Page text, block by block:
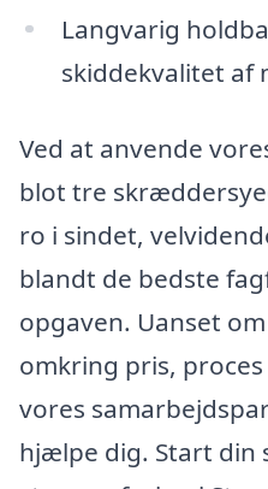
Langvarig
skiddekvalitet af
Ved at anvende
blot tre
ro i sindet,
blandt de bedste
opgaven. Uanset
omkring pris,
vores
hjælpe dig. Start din